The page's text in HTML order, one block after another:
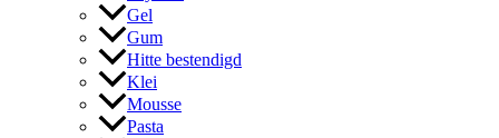
Gel
Gum
Hitte bestendigd
Klei
Mousse
Pasta